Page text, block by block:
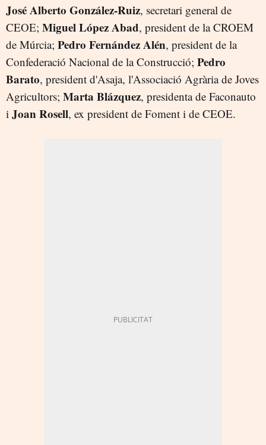
José Alberto González-Ruiz, secretari general de
CEOE; Miguel López Abad, president de la CROEM
de Múrcia; Pedro Fernández Alén, president de la
Confederació Nacional de la Construcció; Pedro
Barato, president d'Asaja, l'Associació Agrària de Joves
Agricultors; Marta Blázquez, presidenta de Faconauto
i Joan Rosell, ex president de Foment i de CEOE.